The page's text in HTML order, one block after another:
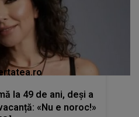
la 49 de ani, deși a
«Nu e noroc!»